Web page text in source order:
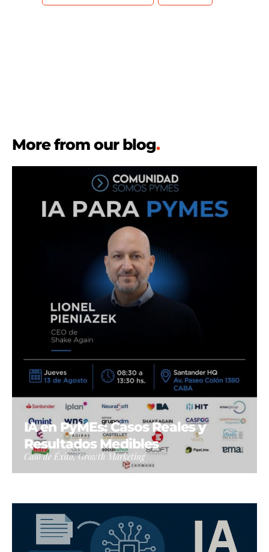
More from our blog.
IA en PyMEs: Casos Reales y
Resultados Medibles
Caso de Éxito, Growth Marketing